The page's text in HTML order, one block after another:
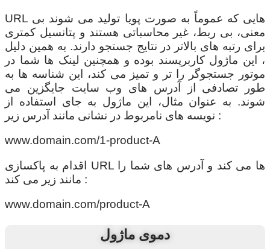
URL هایی که عموماً به صورت پویا تولید می شوند بی
معنی، بی ربط، غیر محاسباتی هستند و پتانسیل کمتری
برای رتبه های بالاتر در نتایج جستجو دارند. به همین دلیل
، این ماژول کاربرپسند بوده و همچنین لینک ها شما در
موتور جستجوگر را تر و تمیز می کند، این شناسه ها به
طور تصادفی از آدرس های وب سایت جایگزین می
شوند. به عنوان مثال، این ماژول به جای استفاده از
نویسه های نامربوط در نشانی مانند آدرس زیر :
www.domain.com/1-product-A
اقدام به پاکسازی URL ها می کند و آدرس های شما را
مانند زیر می کند :
www.domain.com/product-A
دموی ماژول